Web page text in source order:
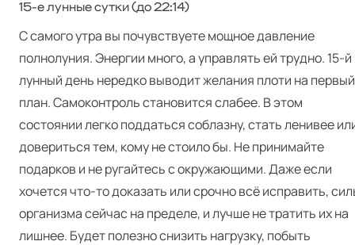
15‑е лунные сутки (до 22:14)
С самого утра вы почувствуете мощное давление
полнолуния. Энергии много, а управлять ей трудно. 15‑й
лунный день нередко выводит желания плоти на первый
план. Самоконтроль становится слабее. В этом
состоянии легко поддаться соблазну, стать ленивее
довериться тем, кому не стоило бы. Не принимайте
подарков и не ругайтесь с окружающими. Даже если
хочется что‑то доказать или срочно всё исправить,
организма сейчас на пределе, и лучше не тратить их на
лишнее. Будет полезно снизить нагрузку, побыть